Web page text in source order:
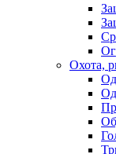
Охота,